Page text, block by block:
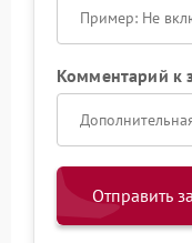
Комментарий к
Отправить